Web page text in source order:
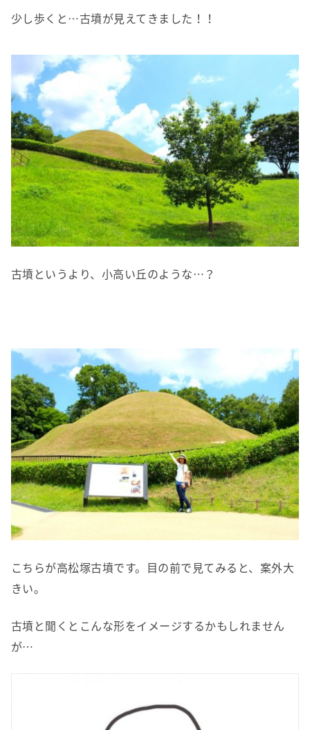
少し歩くと…古墳が見えてきました！！
古墳というより、小高い丘のような…？
こちらが高松塚古墳です。目の前で見てみると、案外大
きい。
古墳と聞くとこんな形をイメージするかもしれません
が…